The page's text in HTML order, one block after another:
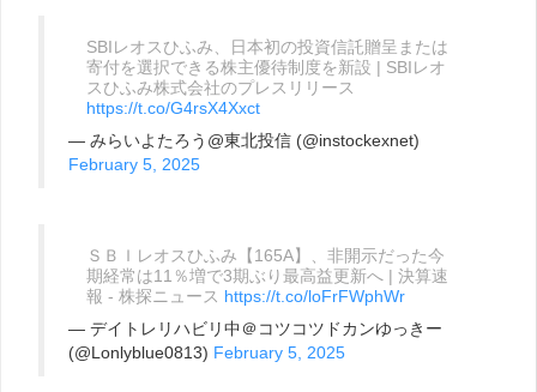
SBIレオスひふみ、日本初の投資信託贈呈または
寄付を選択できる株主優待制度を新設 | SBIレオ
スひふみ株式会社のプレスリリース
https://t.co/G4rsX4Xxct
— みらいよたろう@東北投信 (@instockexnet)
February 5, 2025
ＳＢＩレオスひふみ【165A】、非開示だった今
期経常は11％増で3期ぶり最高益更新へ | 決算速
報 - 株探ニュース https://t.co/loFrFWphWr
— デイトレリハビリ中＠コツコツドカンゆっきー
(@Lonlyblue0813) February 5, 2025